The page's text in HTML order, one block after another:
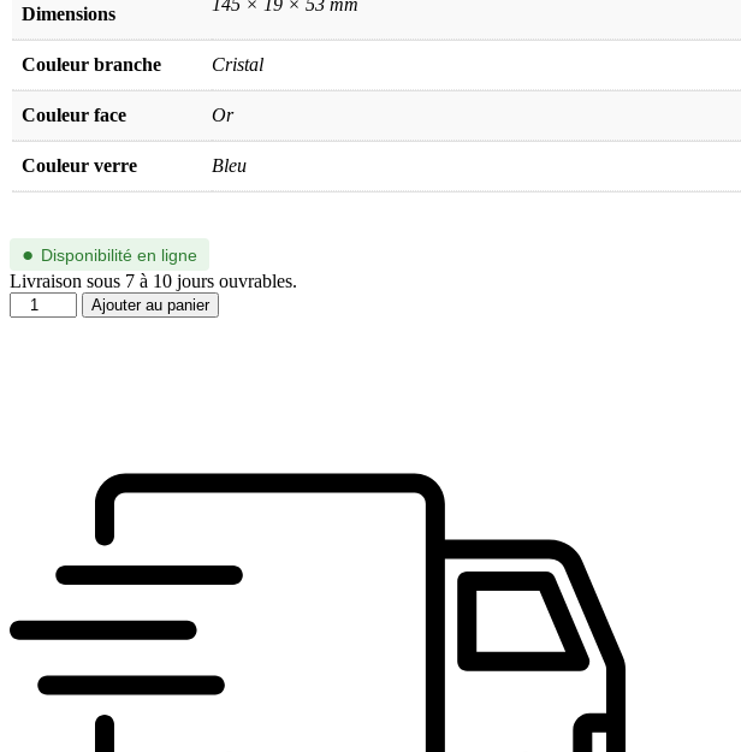
Dimensions 145 × 19 × 53 mm
Couleur branche Cristal
Couleur face Or
Couleur verre Bleu
● Disponibilité en ligne
Livraison sous 7 à 10 jours ouvrables.
quantité
de
Ajouter au panier